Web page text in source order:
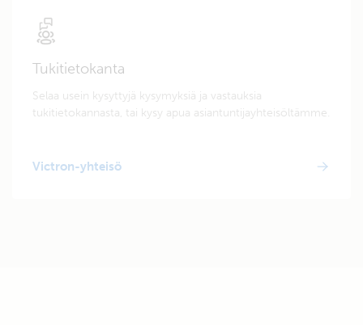
Tukitietokanta
Selaa usein kysyttyjä kysymyksiä ja vastauksia
tukitietokannasta, tai kysy apua asiantuntijayhteisöltämme.
Victron-yhteisö